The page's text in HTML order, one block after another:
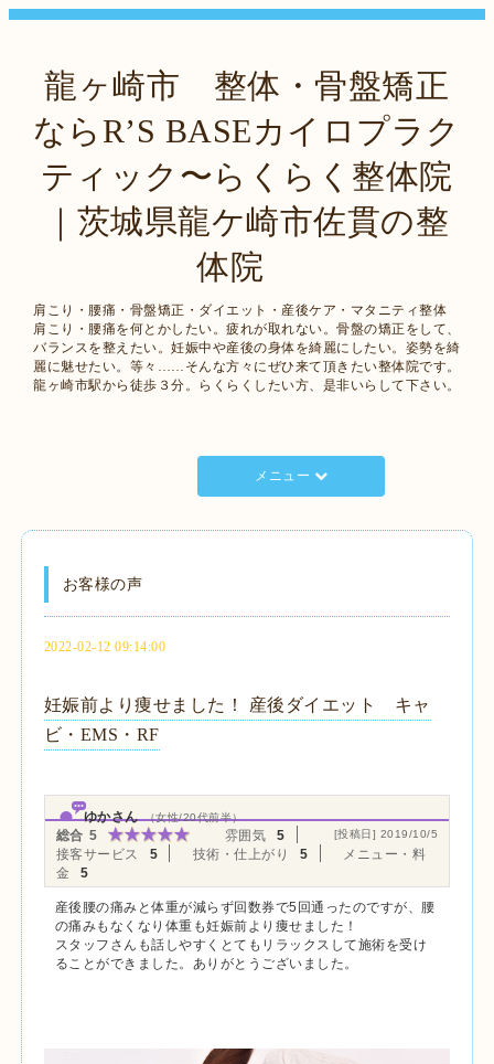
龍ヶ崎市 整体・骨盤矯正
ならR’S BASEカイロプラク
ティック〜らくらく整体院
｜茨城県龍ケ崎市佐貫の整
体院
肩こり・腰痛・骨盤矯正・ダイエット・産後ケア・マタニティ整体
肩こり・腰痛を何とかしたい。疲れが取れない。骨盤の矯正をして、
バランスを整えたい。妊娠中や産後の身体を綺麗にしたい。姿勢を綺
麗に魅せたい。等々……そんな方々にぜひ来て頂きたい整体院です。
龍ヶ崎市駅から徒歩３分。らくらくしたい方、是非いらして下さい。
メニュー
お客様の声
2022-02-12 09:14:00
妊娠前より痩せました！ 産後ダイエット キャ
ビ・EMS・RF
ゆかさん （女性/20代前半）
[投稿日] 2019/10/5
総合 5 雰囲気
5
接客サービス
5 技術・仕上がり 5
メニュー・料
金
5
産後腰の痛みと体重が減らず回数券で5回通ったのですが、腰
の痛みもなくなり体重も妊娠前より痩せました！
スタッフさんも話しやすくとてもリラックスして施術を受け
ることができました。ありがとうございました。